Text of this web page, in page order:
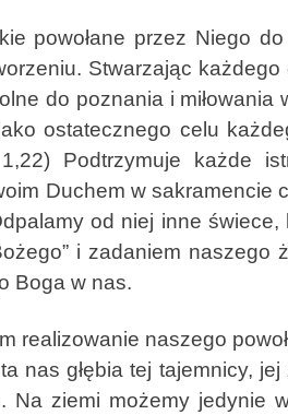
przez Niego do
Stwarzając
do poznania i
ostatecznego celu
Podtrzymuje każde
Duchem w sakramencie
od niej inne
i zadaniem naszego
Boga w nas.
naszego
nas głębia tej tajemnicy,
Na ziemi możemy jedynie